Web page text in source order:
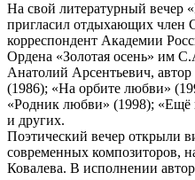
На свой литературный вечер
пригласил отдыхающих член
корреспондент Академии
Ордена «Золотая осень» им
Анатолий Арсентьевич,
(1986); «На орбите любви»
«Родник любви» (1998); «Ещё
и других.
Поэтический вечер открыли
современных композиторов,
Ковалева. В исполнении